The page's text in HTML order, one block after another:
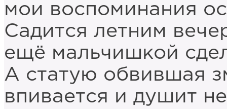
мои воспоминания
Садится летним
ещё мальчишкой
А статую обвившая
впивается и душит